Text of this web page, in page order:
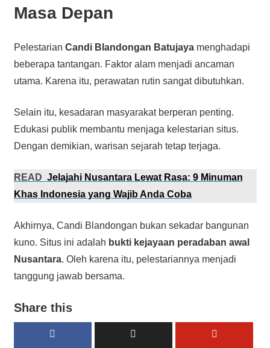
Masa Depan
Pelestarian Candi Blandongan Batujayamenghadapi
beberapa tantangan. Faktor alam menjadi ancaman
utama. Karena itu, perawatan rutin sangat dibutuhkan.
Selain itu, kesadaran masyarakat berperan penting.
Edukasi publik membantu menjaga kelestarian situs.
Dengan demikian, warisan sejarah tetap terjaga.
READ Jelajahi Nusantara Lewat Rasa: 9 Minuman
Khas Indonesia yang Wajib Anda Coba
Akhirnya, Candi Blandongan bukan sekadar bangunan
kuno. Situs ini adalah bukti kejayaan peradaban awal
Nusantara. Oleh karena itu, pelestariannya menjadi
tanggung jawab bersama.
Share this